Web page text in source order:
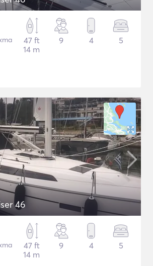
47 ft
14 m
9 4 5
46
47 ft
14 m
9 4 5